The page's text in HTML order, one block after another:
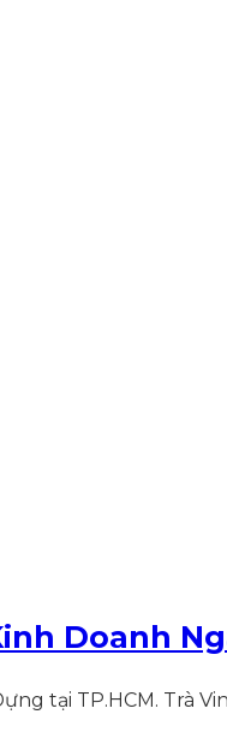
Doanh
tại TP.HCM. Trà